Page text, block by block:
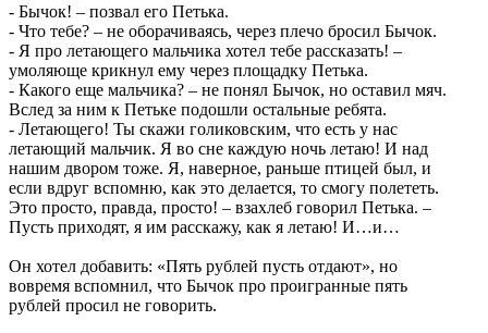
- Бычок! – позвал его Петька.
- Что тебе? – не оборачиваясь, через плечо бросил Бычок.
- Я про летающего мальчика хотел тебе рассказать! –
умоляюще крикнул ему через площадку Петька.
- Какого еще мальчика? – не понял Бычок, но оставил мяч.
Вслед за ним к Петьке подошли остальные ребята.
- Летающего! Ты скажи голиковским, что есть у нас
летающий мальчик. Я во сне каждую ночь летаю! И над
нашим двором тоже. Я, наверное, раньше птицей был, и
если вдруг вспомню, как это делается, то смогу полететь.
Это просто, правда, просто! – взахлеб говорил Петька. –
Пусть приходят, я им расскажу, как я летаю! И…и…
Он хотел добавить: «Пять рублей пусть отдают», но
вовремя вспомнил, что Бычок про проигранные пять
рублей просил не говорить.